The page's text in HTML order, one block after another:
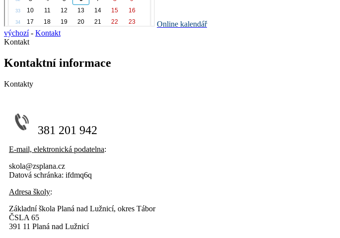
Online kalendář
výchozí- Kontakt
Kontakt
Kontaktní informace
Kontakty
381 201 942
E-mail, elektronická podatelna:
skola@zsplana.cz
Datová schránka: ifdmq6q
Adresa školy:
Základní škola Planá nad Lužnicí, okres Tábor
ČSLA 65
391 11 Planá nad Lužnicí